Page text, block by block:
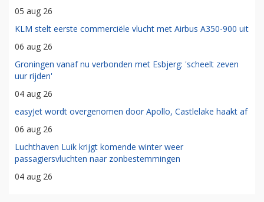
05 aug 26
KLM stelt eerste commerciële vlucht met Airbus A350-900 uit
06 aug 26
Groningen vanaf nu verbonden met Esbjerg: 'scheelt zeven
uur rijden'
04 aug 26
easyJet wordt overgenomen door Apollo, Castlelake haakt af
06 aug 26
Luchthaven Luik krijgt komende winter weer
passagiersvluchten naar zonbestemmingen
04 aug 26